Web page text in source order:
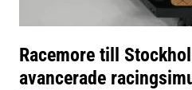
Racemore till
avancerade